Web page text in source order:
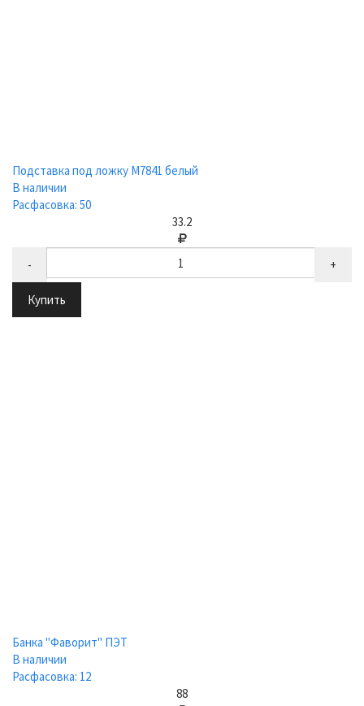
Подставка под ложку М7841 белый
В наличии
Расфасовка: 50
33.2
- +
Купить
Банка "Фаворит" ПЭТ
В наличии
Расфасовка: 12
88